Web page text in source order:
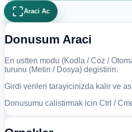
Araci Ac
Donusum Araci
En ustten modu (Kodla / Coz /
turunu (Metin / Dosya) degistirin.
Girdi verileri tarayicinizda kalir ve
Donusumu calistirmak icin Ctrl /